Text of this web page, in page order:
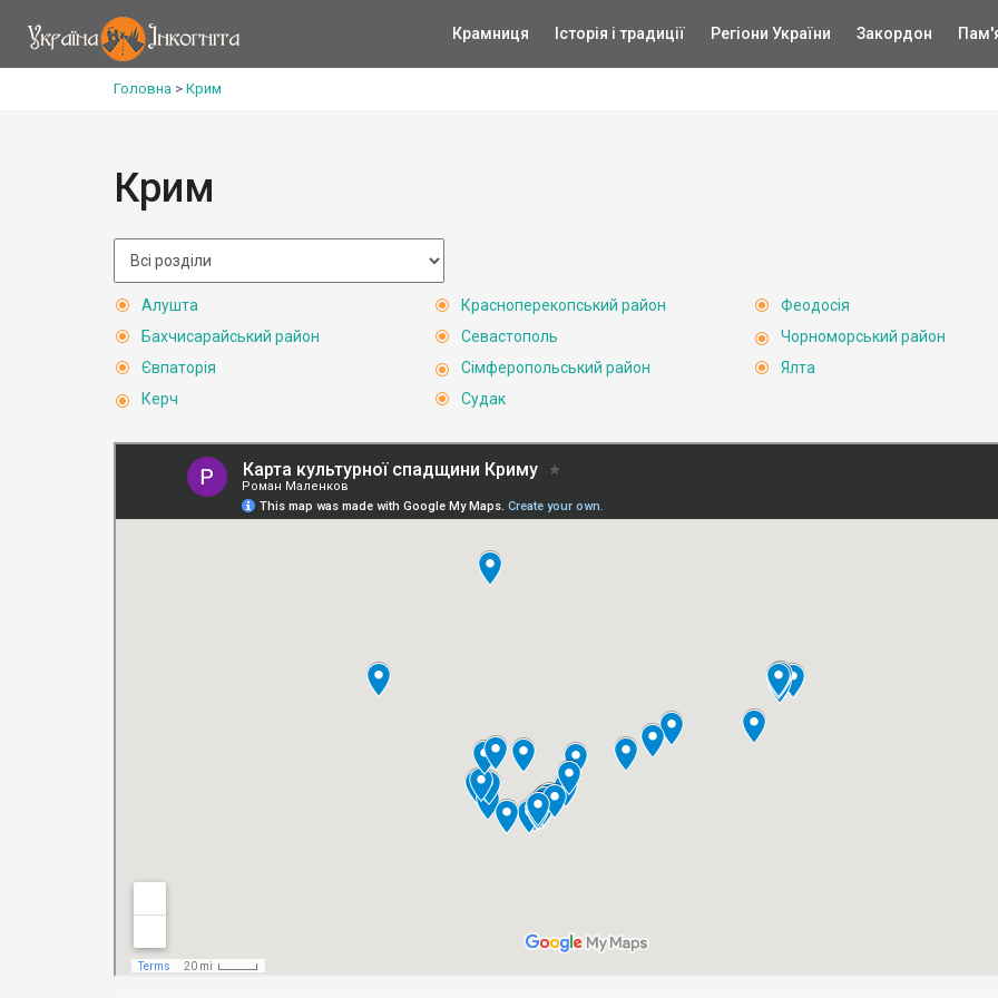
Крамниця Історія і традиції Регіони України Закордон
Головна > Крим
Крим
Алушта
Бахчисарайський район
Євпаторія
Керч
Красноперекопський район
Севастополь
Сімферопольський район
Судак
Феодосія
Чорноморський район
Ялта